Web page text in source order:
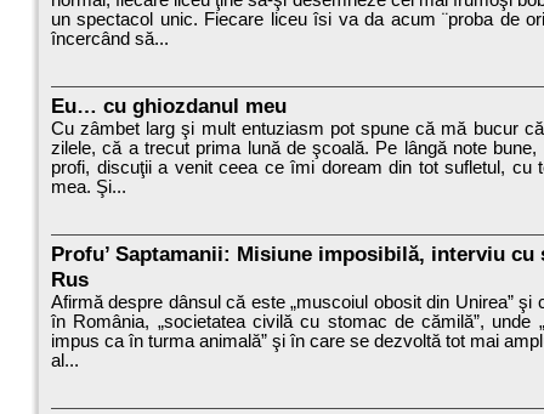
un spectacol unic. Fiecare liceu îsi va da acum ¨proba de
încercând să...
Eu… cu ghiozdanul meu
Cu zâmbet larg şi mult entuziasm pot spune că mă bucur
zilele, că a trecut prima lună de şcoală. Pe lângă note bune,
profi, discuţii a venit ceea ce îmi doream din tot sufletul, cu
mea. Şi...
Profu’ Saptamanii: Misiune imposibilă, interviu cu
Rus
Afirmă despre dânsul că este „muscoiul obosit din Unirea” şi
în România, „societatea civilă cu stomac de cămilă”, unde
impus ca în turma animală” şi în care se dezvoltă tot mai
al...